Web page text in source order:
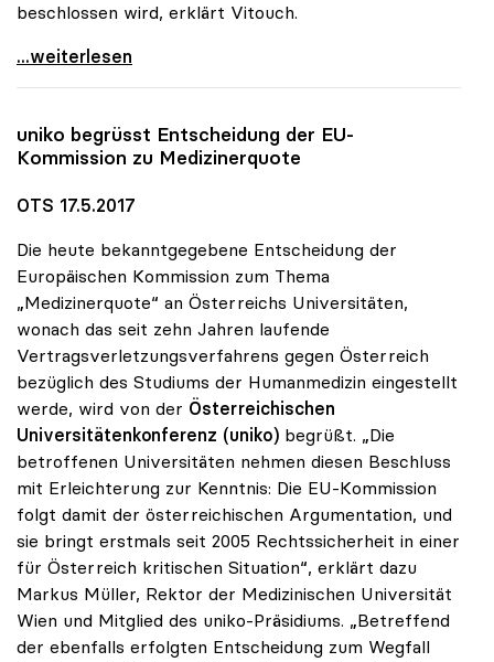
beschlossen wird, erklärt Vitouch.
Universitätsfinanzierung neu: uniko ortet Willen
...weiterlesen
uniko begrüsst Entscheidung der EU-
Kommission zu Medizinerquote
OTS 17.5.2017
Die heute bekanntgegebene Entscheidung der
Europäischen Kommission zum Thema
„Medizinerquote“ an Österreichs Universitäten,
wonach das seit zehn Jahren laufende
Vertragsverletzungsverfahrens gegen Österreich
bezüglich des Studiums der Humanmedizin eingestellt
werde, wird von der Österreichischen
Universitätenkonferenz (uniko) begrüßt. „Die
betroffenen Universitäten nehmen diesen Beschluss
mit Erleichterung zur Kenntnis: Die EU-Kommission
folgt damit der österreichischen Argumentation, und
sie bringt erstmals seit 2005 Rechtssicherheit in einer
für Österreich kritischen Situation“, erklärt dazu
Markus Müller, Rektor der Medizinischen Universität
Wien und Mitglied des uniko-Präsidiums. „Betreffend
der ebenfalls erfolgten Entscheidung zum Wegfall